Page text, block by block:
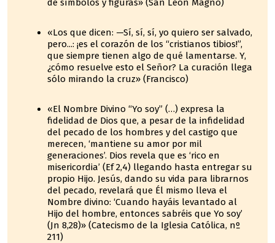
de símbolos y figuras» (San León Magno)
«Los que dicen: —Sí, sí, sí, yo quiero ser salvado,
pero...: ¡es el corazón de los “cristianos tibios!”,
que siempre tienen algo de qué lamentarse. Y,
¿cómo resuelve esto el Señor? La curación llega
sólo mirando la cruz» (Francisco)
«El Nombre Divino “Yo soy” (…) expresa la
fidelidad de Dios que, a pesar de la infidelidad
del pecado de los hombres y del castigo que
merecen, ‘mantiene su amor por mil
generaciones’. Dios revela que es ‘rico en
misericordia’ (Ef 2,4) llegando hasta entregar su
propio Hijo. Jesús, dando su vida para librarnos
del pecado, revelará que Él mismo lleva el
Nombre divino: ‘Cuando hayáis levantado al
Hijo del hombre, entonces sabréis que Yo soy’
(Jn 8,28)» (Catecismo de la Iglesia Católica, nº
211)